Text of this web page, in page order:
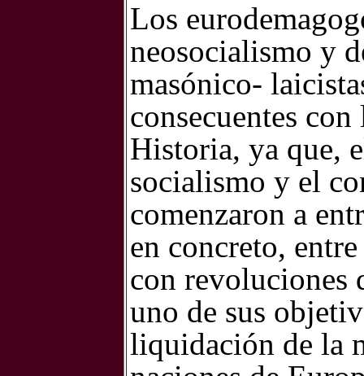
Los
neosocialismo y
masónico-
consecuentes
Historia, ya que,
socialismo y el
comenzaron a
en concreto,
con revoluciones
uno de sus
liquidación de la